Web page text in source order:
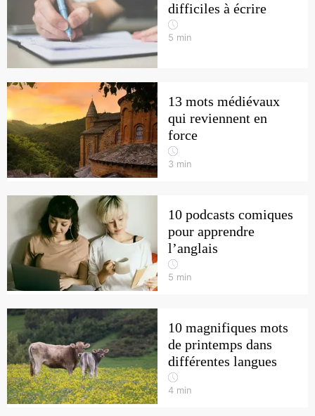
difficiles à écrire
5 min
13 mots médiévaux
qui reviennent en
force
3 min
10 podcasts comiques
pour apprendre
l’anglais
5 min
10 magnifiques mots
de printemps dans
différentes langues
4 min